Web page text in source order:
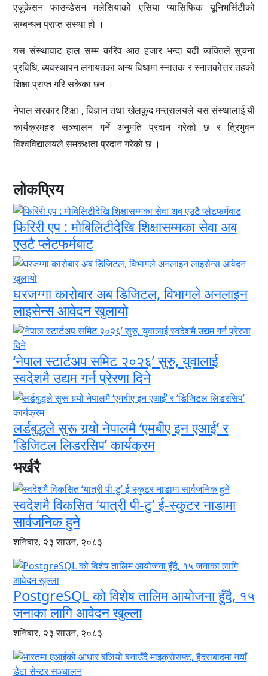
एजुकेसन फाउन्डेसन मलेसियाको एसिया प्यासिफिक यूनिभर्सिटीको
सम्बन्धन प्राप्त संस्था हो ।
यस संस्थावाट हाल सम्म करिव आठ हजार भन्दा बढी व्यक्तिले सुचना
प्रविधि, व्यवस्थापन लगायतका अन्य विधामा स्नातक र स्नातकोत्तर तहको
शिक्षा प्राप्त गरि सकेका छन ।
नेपाल सरकार शिक्षा , विज्ञान तथा खेलकुद मन्त्रालयले यस संस्थालाई यी
कार्यक्रमहरु सञ्चालन गर्ने अनुमति प्रदान गरेको छ र त्रिभुवन
विश्वविद्यालयले समकक्षता प्रदान गरेको छ ।
लोकप्रिय
फिरिरी एप : मोबिलिटीदेखि शिक्षासम्मका सेवा अब
एउटै प्लेटफर्मबाट
घरजग्गा कारोबार अब डिजिटल, विभागले अनलाइन
लाइसेन्स आवेदन खुलायो
‘नेपाल स्टार्टअप समिट २०२६’ सुरु, युवालाई
स्वदेशमै उद्यम गर्न प्रेरणा दिने
लर्डबुद्धले सुरू गर्‍यो नेपालमै ‘एमबीए इन एआई’ र
‘डिजिटल लिडरसिप’ कार्यक्रम
भर्खरै
स्वदेशमै विकसित ‘यात्री पी-टु’ ई-स्कुटर नाडामा
सार्वजनिक हुने
शनिबार, २३ साउन, २०८३
PostgreSQL को विशेष तालिम आयोजना हुँदै, १५
जनाका लागि आवेदन खुल्ला
शनिबार, २३ साउन, २०८३